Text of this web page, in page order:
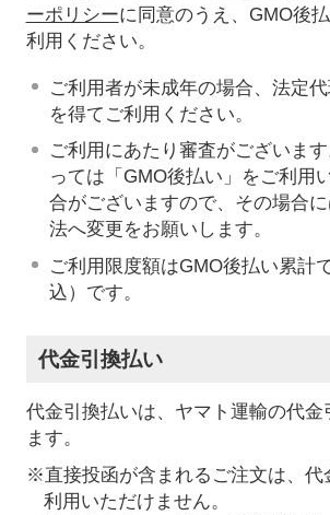
ーポリシーに同意のうえ、GMO後
利用ください。
ご利用者が未成年の場合、法定
を得てご利用ください。
ご利用にあたり審査がございま
っては「GMO後払い」をご利用
合がございますので、その場合
法へ変更をお願いします。
ご利用限度額はGMO後払い累計
込）です。
代金引換払い
代金引換払いは、ヤマト運輸の代金
ます。
※直接投函が含まれるご注文は、代
利用いただけません。